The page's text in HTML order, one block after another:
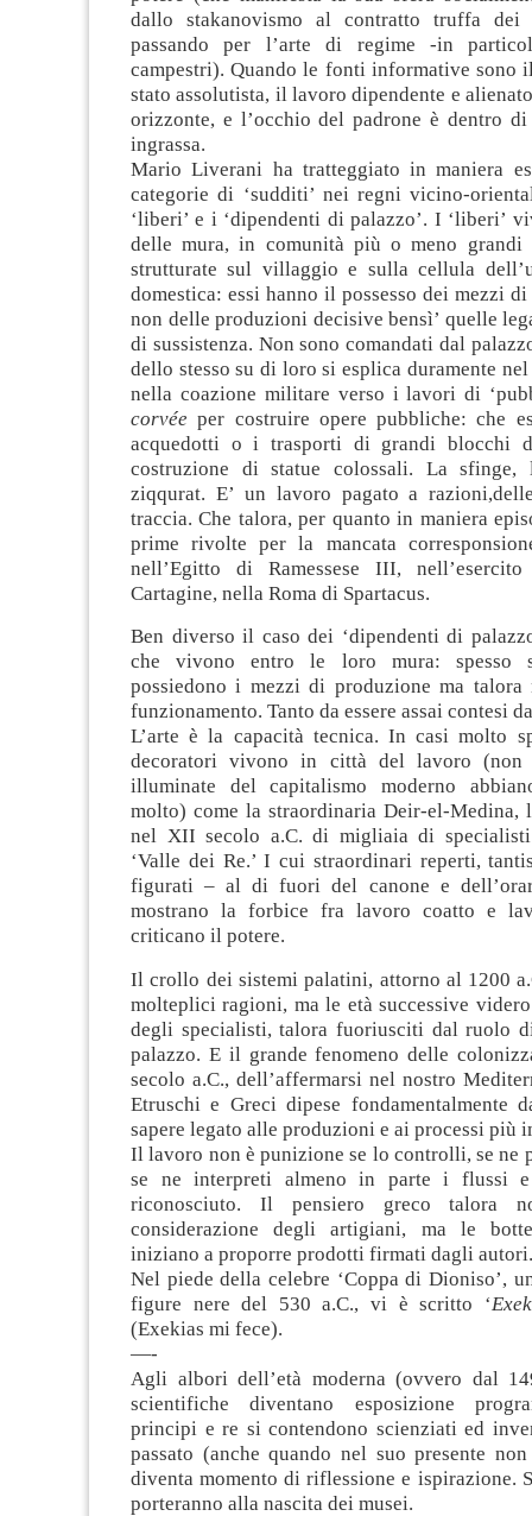
dallo stakanovismo al contratto truffa dei
passando per l’arte di regime -in
campestri). Quando le fonti informative sono
stato assolutista, il lavoro dipendente e
orizzonte, e l’occhio del padrone è dentro
ingrassa.
Mario Liverani ha tratteggiato in maniera
categorie di ‘sudditi’ nei regni vicino-
‘liberi’ e i ‘dipendenti di palazzo’. I ‘liberi’
delle mura, in comunità più o meno grandi
strutturate sul villaggio e sulla cellula
domestica: essi hanno il possesso dei mezzi
non delle produzioni decisive bensì’ quelle
di sussistenza. Non sono comandati dal
dello stesso su di loro si esplica duramente
nella coazione militare verso i lavori di
corvée per costruire opere pubbliche: che
acquedotti o i trasporti di grandi blocchi
costruzione di statue colossali. La sfinge,
ziqqurat. E’ un lavoro pagato a
traccia. Che talora, per quanto in maniera
prime rivolte per la mancata
nell’Egitto di Ramessese III,
Cartagine, nella Roma di Spartacus.
Ben diverso il caso dei ‘dipendenti di
che vivono entro le loro mura: spesso
possiedono i mezzi di produzione ma
funzionamento. Tanto da essere assai contesi
L’arte è la capacità tecnica. In casi molto
decoratori vivono in città del lavoro
illuminate del capitalismo moderno
molto) come la straordinaria Deir-el-Medina,
nel XII secolo a.C. di migliaia di
‘Valle dei Re.’ I cui straordinari reperti,
figurati – al di fuori del canone e
mostrano la forbice fra lavoro coatto e
criticano il potere.
Il crollo dei sistemi palatini, attorno al 1200
molteplici ragioni, ma le età successive
degli specialisti, talora fuoriusciti dal ruolo
palazzo. E il grande fenomeno delle
secolo a.C., dell’affermarsi nel nostro
Etruschi e Greci dipese fondamentalmente
sapere legato alle produzioni e ai processi più
Il lavoro non è punizione se lo controlli, se ne
se ne interpreti almeno in parte i flussi
riconosciuto. Il pensiero greco talora
considerazione degli artigiani, ma le
iniziano a proporre prodotti firmati dagli autori.
Nel piede della celebre ‘Coppa di Dioniso’,
figure nere del 530 a.C., vi è scritto ‘
(Exekias mi fece).
—-
Agli albori dell’età moderna (ovvero dal
scientifiche diventano esposizione
principi e re si contendono scienziati ed
passato (anche quando nel suo presente
diventa momento di riflessione e ispirazione.
porteranno alla nascita dei musei.